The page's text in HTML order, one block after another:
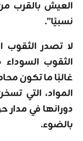
العيش بالقرب
نسبيًا”.
لا تصدر
الثقوب السوداء
غالبًا ما تكون
المواد، التي
دورانها في مدار
بالضوء.